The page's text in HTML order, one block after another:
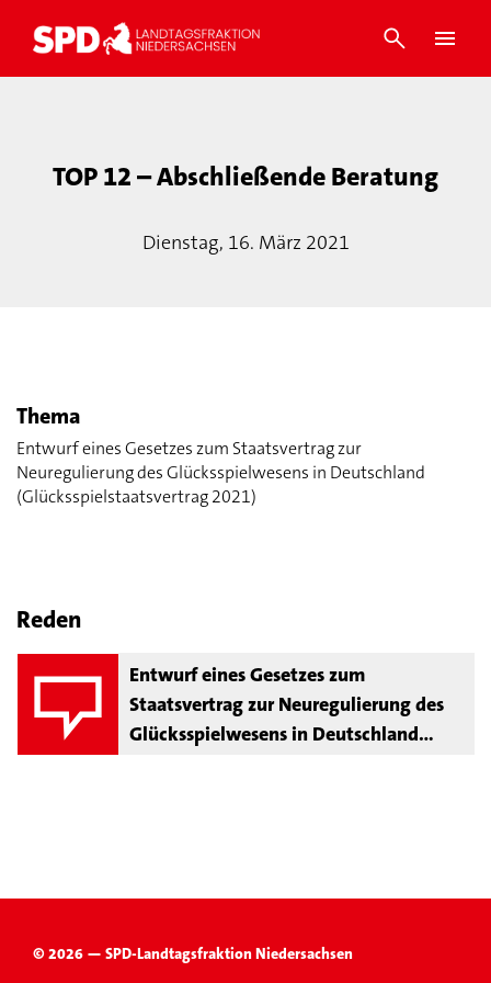
TOP 12 – Abschließende Beratung
Dienstag, 16. März 2021
Thema
Entwurf eines Gesetzes zum Staatsvertrag zur
Neuregulierung des Glücksspielwesens in Deutschland
(Glücksspielstaatsvertrag 2021)
Reden
Entwurf eines Gesetzes zum
Staatsvertrag zur Neuregulierung des
Glücksspielwesens in Deutschland
© 2026 — SPD-Landtagsfraktion Niedersachsen